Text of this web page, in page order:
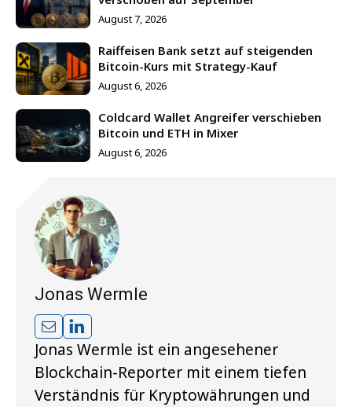
August 7, 2026
Raiffeisen Bank setzt auf steigenden
Bitcoin-Kurs mit Strategy-Kauf
August 6, 2026
Coldcard Wallet Angreifer verschieben
Bitcoin und ETH in Mixer
August 6, 2026
Jonas Wermle
Jonas Wermle ist ein angesehener
Blockchain-Reporter mit einem tiefen
Verständnis für Kryptowährungen und